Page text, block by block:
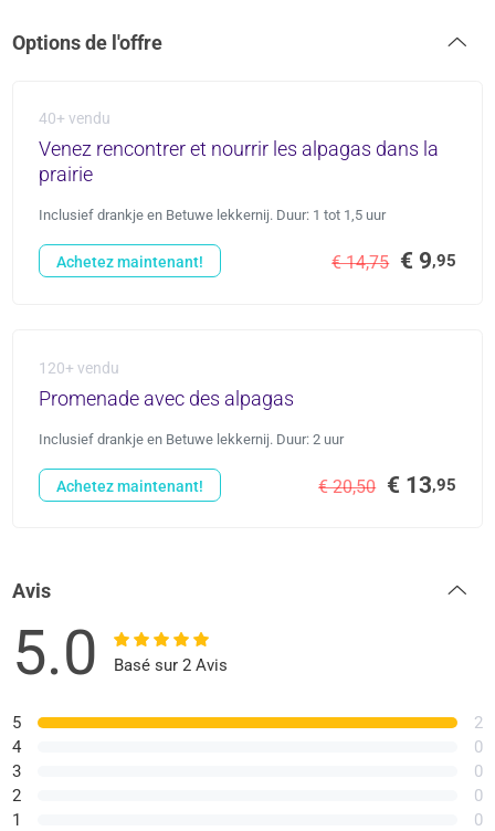
Options de l'offre
40+ vendu
Venez rencontrer et nourrir les alpagas dans la
prairie
Inclusief drankje en Betuwe lekkernij. Duur: 1 tot 1,5 uur
€ 14,75 € 9,95
Achetez maintenant!
120+ vendu
Promenade avec des alpagas
Inclusief drankje en Betuwe lekkernij. Duur: 2 uur
€ 20,50 € 13,95
Achetez maintenant!
Avis
5.0 Basé sur 2 Avis
5
4
3
2
1
2
0
0
0
0